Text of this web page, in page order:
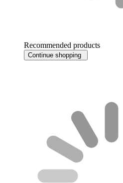
Recommended products
Continue shopping